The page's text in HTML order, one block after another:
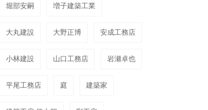
堀部安嗣 増子建築工業
大丸建設 大野正博 安成工務店
小林建設 山口工務店 岩瀬卓也
平尾工務店 庭 建築家